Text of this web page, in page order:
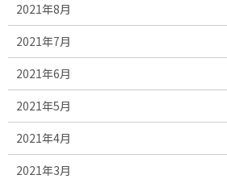
2021年8月
2021年7月
2021年6月
2021年5月
2021年4月
2021年3月